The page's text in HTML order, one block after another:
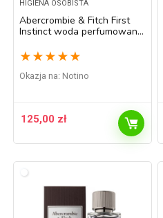
HIGIENA OSOBISTA
Abercrombie & Fitch First
Instinct woda perfumowana
★ ★ ★ ★ ★
Okazja na: Notino
125,00 zł